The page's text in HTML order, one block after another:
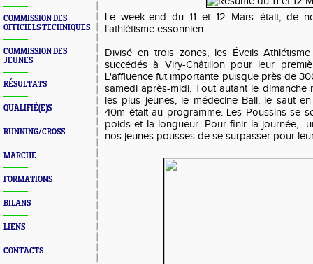
COMMISSION DES
OFFICIELS TECHNIQUES
COMMISSION DES
JEUNES
RÉSULTATS
QUALIFIÉ(E)S
RUNNING/CROSS
MARCHE
FORMATIONS
BILANS
LIENS
CONTACTS
Le week-end du 11 et 12 Mars était, de
l'athlétisme essonnien.
Divisé en trois zones, les Éveils
succédés à Viry-Châtillon pour leur
L'affluence fut importante puisque près de
samedi après-midi. Tout autant le dimanche
les plus jeunes, le médecine Ball, le saut
40m était au programme. Les Poussins se
poids et la longueur. Pour finir la journée,
nos jeunes pousses de se surpasser pour